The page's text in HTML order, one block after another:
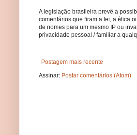
A legislação brasileira prevê a
comentários que firam a lei, a ética
de nomes para um mesmo IP ou
privacidade pessoal / familiar a
Postagem mais recente
Assinar: Postar comentários (Atom)